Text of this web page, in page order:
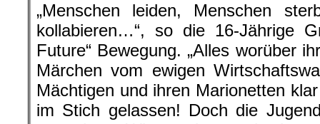
„Menschen leiden, Menschen
kollabieren…“, so die 16-Jährige
Future“ Bewegung. „Alles worüber
Märchen vom ewigen
Mächtigen und ihren Marionetten
im Stich gelassen! Doch die